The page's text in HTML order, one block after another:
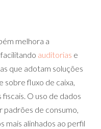
melhora a
auditorias e
que adotam soluções
sobre fluxo de caixa,
O uso de dados
padrões de consumo,
alinhados ao perfil